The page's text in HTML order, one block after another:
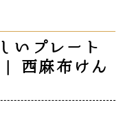
いプレート
| 西麻布けん